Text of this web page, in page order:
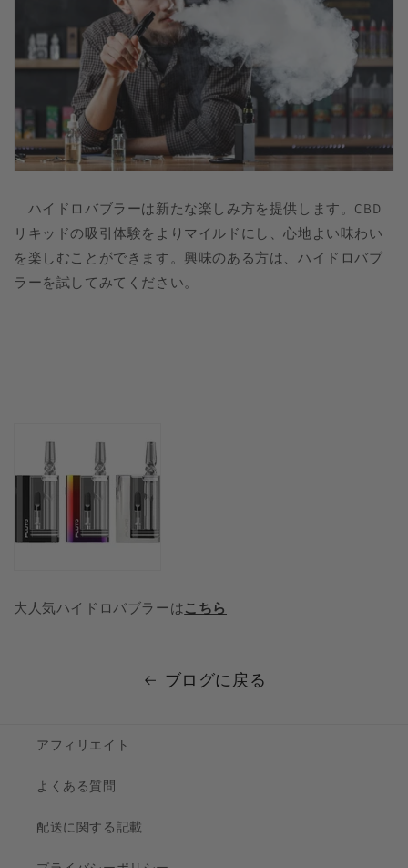
ハイドロバブラーは新たな楽しみ方を提供します。CBD
リキッドの吸引体験をよりマイルドにし、心地よい味わい
を楽しむことができます。興味のある方は、ハイドロバブ
ラーを試してみてください。
大人気ハイドロバブラーはこちら
ブログに戻る
アフィリエイト
よくある質問
配送に関する記載